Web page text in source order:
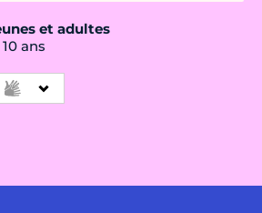
et adultes
ans